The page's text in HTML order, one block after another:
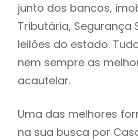
junto dos bancos,
Tributária, Segurança
leilões do estado.
nem sempre as
acautelar.
Uma das melhores
na sua busca por